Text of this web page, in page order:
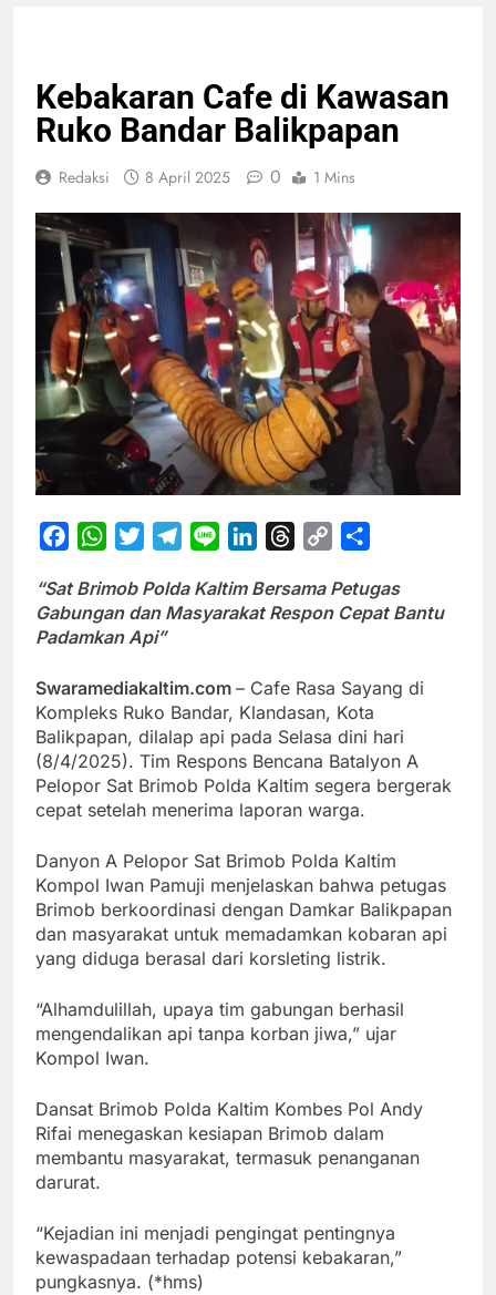
Kebakaran Cafe di Kawasan
Ruko Bandar Balikpapan
Redaksi 8 April 2025 0 1 Mins
FacebookWhatsApp
TwitterTelegram
Line LinkedInThreads
Copy
“Sat Brimob Polda Kaltim Bersama Petugas
Gabungan dan Masyarakat Respon Cepat Bantu
Padamkan Api”
Swaramediakaltim.com – Cafe Rasa Sayang di
Kompleks Ruko Bandar, Klandasan, Kota
Balikpapan, dilalap api pada Selasa dini hari
(8/4/2025). Tim Respons Bencana Batalyon A
Pelopor Sat Brimob Polda Kaltim segera bergerak
cepat setelah menerima laporan warga.
Danyon A Pelopor Sat Brimob Polda Kaltim
Kompol Iwan Pamuji menjelaskan bahwa petugas
Brimob berkoordinasi dengan Damkar Balikpapan
dan masyarakat untuk memadamkan kobaran api
yang diduga berasal dari korsleting listrik.
“Alhamdulillah, upaya tim gabungan berhasil
mengendalikan api tanpa korban jiwa,” ujar
Kompol Iwan.
Dansat Brimob Polda Kaltim Kombes Pol Andy
Rifai menegaskan kesiapan Brimob dalam
membantu masyarakat, termasuk penanganan
darurat.
“Kejadian ini menjadi pengingat pentingnya
kewaspadaan terhadap potensi kebakaran,”
pungkasnya. (*hms)